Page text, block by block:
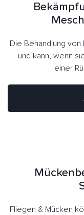
Die Behandlung
und kann, wenn
einer
Fliegen & Mücken